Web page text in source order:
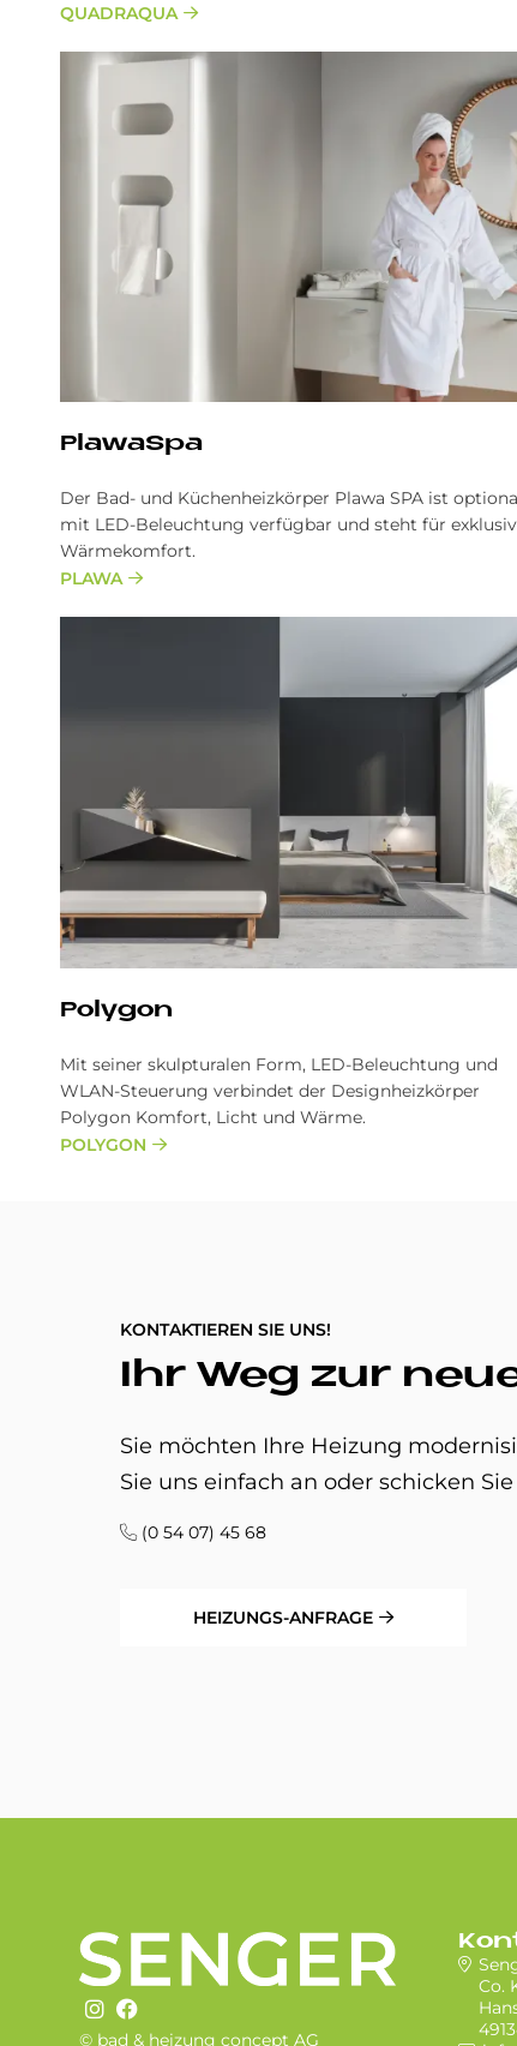
QUADRAQUA
Pla­waS­pa
Der Bad- und Küchenheizkörper Plawa SPA ist
mit LED-Beleuchtung verfügbar und steht für
Wärmekomfort.
PLAWA
Po­ly­gon
Mit seiner skulpturalen Form, LED-Beleuchtung und
WLAN-Steuerung verbindet der Designheizkörper
Polygon Komfort, Licht und Wärme.
POLYGON
KONTAKTIEREN SIE UNS!
Ihr Weg zur
Sie möchten Ihre Heizung
Sie uns einfach an oder schicken
(0 54 07) 45 68
HEIZUNGS-ANFRAGE
© bad & heizung concept AG
Co.